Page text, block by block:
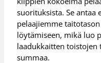
suorituksista. Se antaa
pelaajiemme
löytämiseen, mikä luo
laadukkaitten toistojen
summaa.